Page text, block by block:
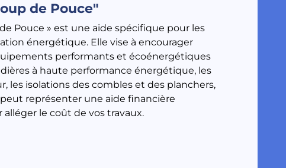
de Pouce"
Pouce » est une aide spécifique pour les
énergétique. Elle vise à encourager
performants et écoénergétiques
à haute performance énergétique, les
les isolations des combles et des planchers,
représenter une aide financière
le coût de vos travaux.